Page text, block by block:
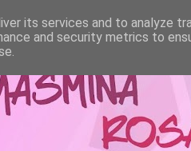
its services and to analyze
and security metrics to